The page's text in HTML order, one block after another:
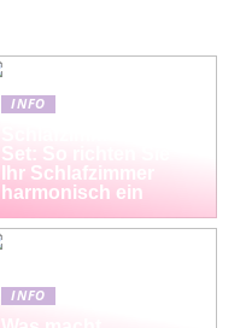
INFO
Set: So richten Sie
Ihr Schlafzimmer
harmonisch ein
INFO